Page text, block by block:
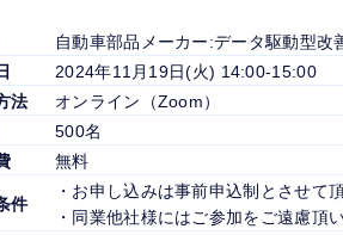
自動車部品メーカー:データ駆動型改
2024年11月19日(火) 14:00-15:00
法
オンライン（Zoom）
500名
無料
件
・お申し込みは事前申込制とさせて
・同業他社様にはご参加をご遠慮頂